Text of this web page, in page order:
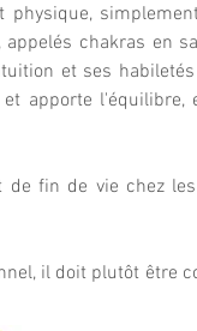
physique,
chakras en
et ses
apporte l'équilibre,
de fin de vie chez
il doit plutôt être